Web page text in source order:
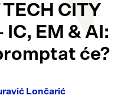
TECH CITY
IC, EM & AI:
će?
Lončarić